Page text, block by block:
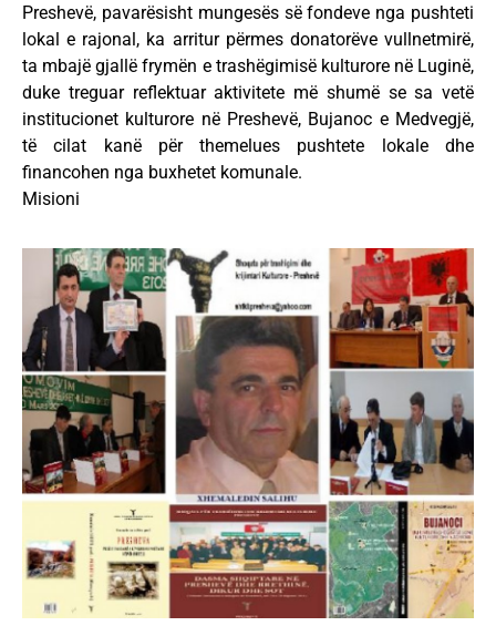
Preshevë, pavarësisht mungesës së fondeve nga pushteti
lokal e rajonal, ka arritur përmes donatorëve vullnetmirë,
ta mbajë gjallë frymën e trashëgimisë kulturore në Luginë,
duke treguar reflektuar aktivitete më shumë se sa vetë
institucionet kulturore në Preshevë, Bujanoc e Medvegjë,
të cilat kanë për themelues pushtete lokale dhe
financohen nga buxhetet komunale.
Misioni